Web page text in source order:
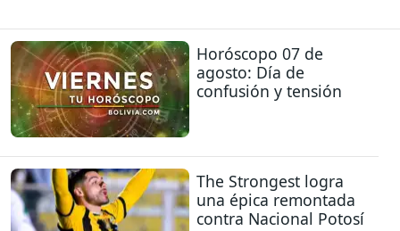
Horóscopo 07 de
agosto: Día de
confusión y tensión
The Strongest logra
una épica remontada
contra Nacional Potosí